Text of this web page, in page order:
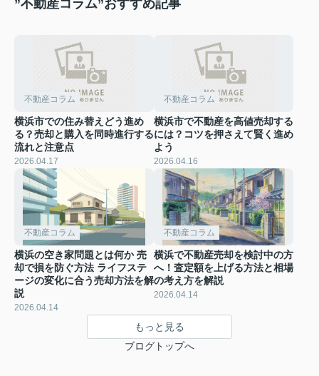
”不動産コラム”おすすめ記事
不動産コラム
横浜市での住み替えどう進め
る？売却と購入を同時進行する
流れと注意点
2026.04.17
不動産コラム
横浜市で不動産を高値売却する
には？コツを押さえて賢く進め
よう
2026.04.16
不動産コラム
横浜の空き家問題とは何か 売
却で損を防ぐ方法 ライフステ
ージの変化に合う売却方法を解
説
2026.04.14
不動産コラム
横浜で不動産売却を検討中の方
へ！査定額を上げる方法と相場
の考え方を解説
2026.04.14
もっと見る
ブログトップへ